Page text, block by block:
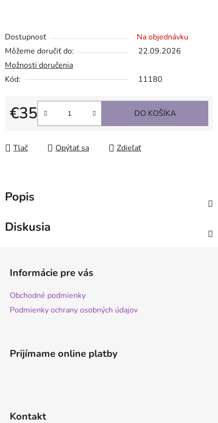
Dostupnosť
Na objednávku
Môžeme doručiť do:
22.09.2026
Možnosti doručenia
Kód:
11180
€35
Jednotková cena:
DO KOŠÍKA
Tlač Opýtať sa Zdieľať
Popis
Diskusia
Informácie pre vás
Obchodné podmienky
Podmienky ochrany osobných údajov
Prijímame online platby
Kontakt